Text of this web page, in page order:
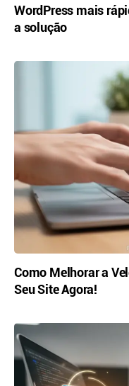
WordPress mais
a solução
Como Melhorar a
Seu Site Agora!